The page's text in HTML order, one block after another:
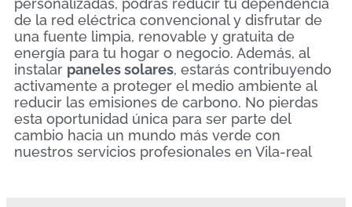
personalizadas, podrás reducir tu dependencia
de la red eléctrica convencional y disfrutar de
una fuente limpia, renovable y gratuita de
energía para tu hogar o negocio. Además, al
instalar paneles solares, estarás contribuyendo
activamente a proteger el medio ambiente al
reducir las emisiones de carbono. No pierdas
esta oportunidad única para ser parte del
cambio hacia un mundo más verde con
nuestros servicios profesionales en Vila-real